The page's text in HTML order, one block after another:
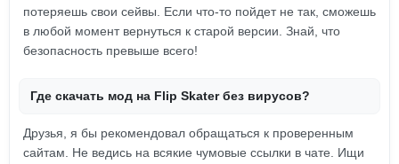
потеряешь свои сейвы. Если что-то пойдет не так, сможешь
в любой момент вернуться к старой версии. Знай, что
безопасность превыше всего!
Где скачать мод на Flip Skater без вирусов?
Друзья, я бы рекомендовал обращаться к проверенным
сайтам. Не ведись на всякие чумовые ссылки в чате. Ищи